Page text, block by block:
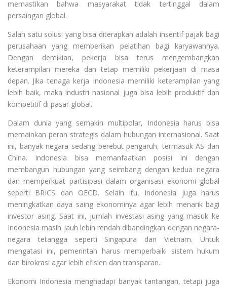
memastikan bahwa masyarakat tidak tertinggal dalam
persaingan global.
Salah satu solusi yang bisa diterapkan adalah insentif pajak bagi
perusahaan yang memberikan pelatihan bagi karyawannya.
Dengan demikian, pekerja bisa terus mengembangkan
keterampilan mereka dan tetap memiliki pekerjaan di masa
depan. Jika tenaga kerja Indonesia memiliki keterampilan yang
lebih baik, maka industri nasional juga bisa lebih produktif dan
kompetitif di pasar global.
Dalam dunia yang semakin multipolar, Indonesia harus bisa
memainkan peran strategis dalam hubungan internasional. Saat
ini, banyak negara sedang berebut pengaruh, termasuk AS dan
China. Indonesia bisa memanfaatkan posisi ini dengan
membangun hubungan yang seimbang dengan kedua negara
dan memperkuat partisipasi dalam organisasi ekonomi global
seperti BRICS dan OECD. Selain itu, Indonesia juga harus
meningkatkan daya saing ekonominya agar lebih menarik bagi
investor asing. Saat ini, jumlah investasi asing yang masuk ke
Indonesia masih jauh lebih rendah dibandingkan dengan negara-
negara tetangga seperti Singapura dan Vietnam. Untuk
mengatasi ini, pemerintah harus memperbaiki sistem hukum
dan birokrasi agar lebih efisien dan transparan.
Ekonomi Indonesia menghadapi banyak tantangan, tetapi juga